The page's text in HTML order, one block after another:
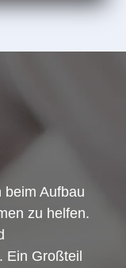
beim Aufbau
zu helfen.
Ein Großteil